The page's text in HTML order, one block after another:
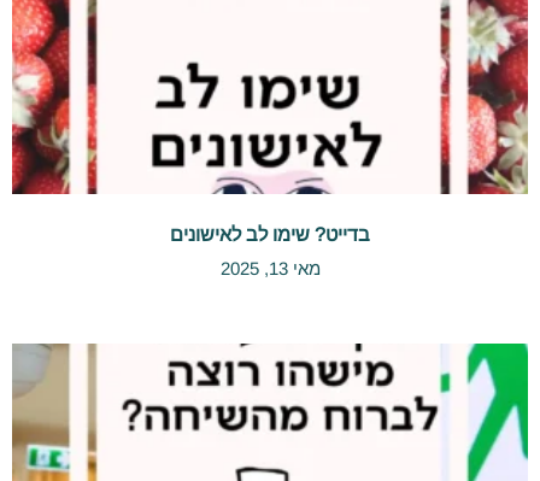
בדייט? שימו לב לאישונים
מאי 13, 2025